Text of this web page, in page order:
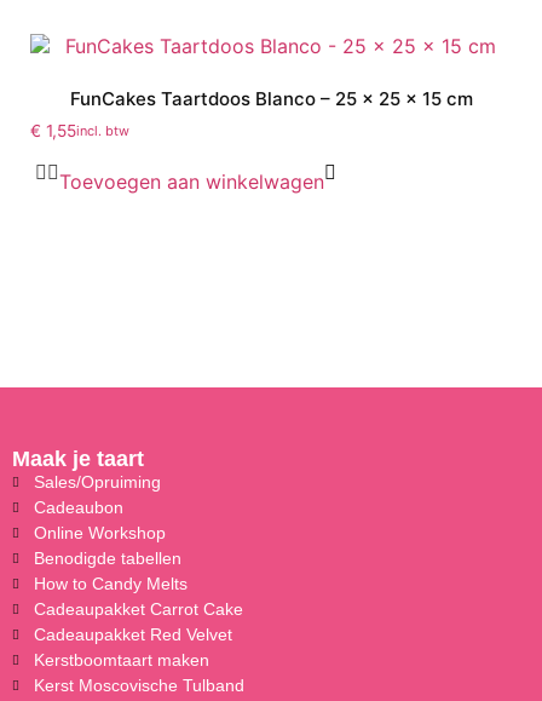
FunCakes Taartdoos Blanco – 25 x 25 x 15 cm
€ 1,55incl. btw
Toevoegen aan winkelwagen
Maak je taart
Sales/Opruiming
Cadeaubon
Online Workshop
Benodigde tabellen
How to Candy Melts
Cadeaupakket Carrot Cake
Cadeaupakket Red Velvet
Kerstboomtaart maken
Kerst Moscovische Tulband